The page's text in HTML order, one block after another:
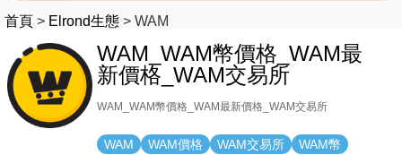
首頁 > Elrond生態 > WAM
WAM_WAM幣價格_WAM最
新價格_WAM交易所
WAM_WAM幣價格_WAM最新價格_WAM交易所
WAM WAM價格 WAM交易所
WAM幣